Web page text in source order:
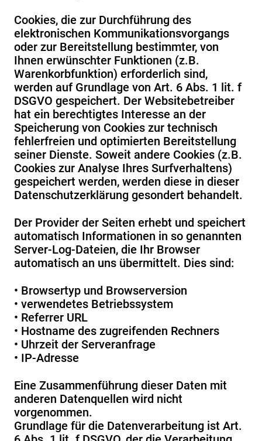
Cookies, die zur Durchführung des
elektronischen Kommunikationsvorgangs
oder zur Bereitstellung bestimmter, von
Ihnen erwünschter Funktionen (z.B.
Warenkorbfunktion) erforderlich sind,
werden auf Grundlage von Art. 6 Abs. 1 lit. f
DSGVO gespeichert. Der Websitebetreiber
hat ein berechtigtes Interesse an der
Speicherung von Cookies zur technisch
fehlerfreien und optimierten Bereitstellung
seiner Dienste. Soweit andere Cookies (z.B.
Cookies zur Analyse Ihres Surfverhaltens)
gespeichert werden, werden diese in dieser
Datenschutzerklärung gesondert behandelt.
Der Provider der Seiten erhebt und speichert
automatisch Informationen in so genannten
Server-Log-Dateien, die Ihr Browser
automatisch an uns übermittelt. Dies sind:
• Browsertyp und Browserversion
• verwendetes Betriebssystem
• Referrer URL
• Hostname des zugreifenden Rechners
• Uhrzeit der Serveranfrage
• IP-Adresse
Eine Zusammenführung dieser Daten mit
anderen Datenquellen wird nicht
vorgenommen.
Grundlage für die Datenverarbeitung ist Art.